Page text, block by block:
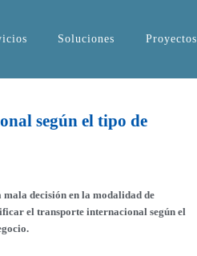
Soluciones Proyectos
según el tipo de
decisión en la modalidad de
el transporte internacional según el